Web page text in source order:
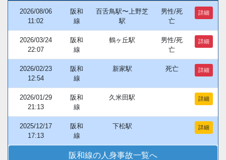
2026/08/06
11:02
阪和
線
百舌鳥駅〜上野芝
駅
男性/死
亡
詳細
2026/03/24
22:07
阪和
線
鶴ヶ丘駅
男性/死
亡
詳細
2026/02/23
12:54
阪和
線
新家駅 死亡 詳細
2026/01/29
21:13
阪和
線
久米田駅 詳細
2025/12/17
17:13
阪和
線
下松駅 詳細
阪和線の人身事故一覧へ